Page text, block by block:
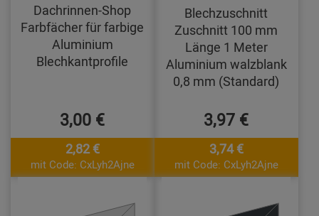
Dachrinnen-Shop
Farbfächer für farbige
Aluminium
Blechkantprofile
3,00 €
2,82 €
mit Code: CxLyh2Ajne
Blechzuschnitt
Zuschnitt 100 mm
Länge 1 Meter
Aluminium walzblank
0,8 mm (Standard)
3,97 €
3,74 €
mit Code: CxLyh2Ajne